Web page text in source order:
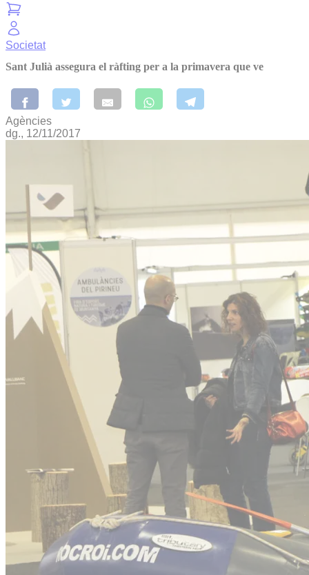
Societat
Sant Julià assegura el ràfting per a la primavera que ve
Agències
dg., 12/11/2017